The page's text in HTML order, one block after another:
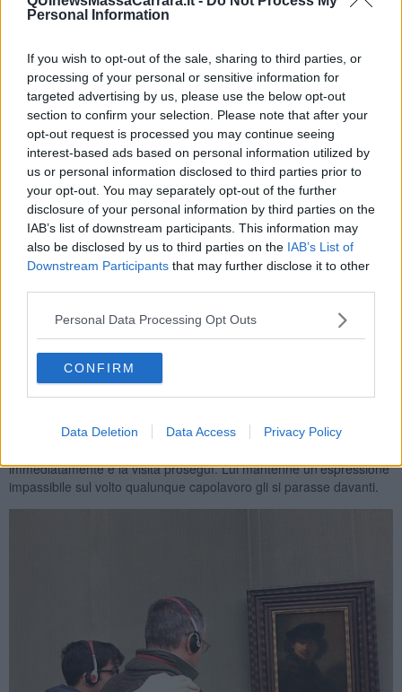
Personal Information
If you wish to opt-out of the sale, sharing to third parties, or
processing of your personal or sensitive information for
targeted advertising by us, please use the below opt-out
section to confirm your selection. Please note that after your
opt-out request is processed you may continue seeing
interest-based ads based on personal information utilized by
us or personal information disclosed to third parties prior to
your opt-out. You may separately opt-out of the further
disclosure of your personal information by third parties on the
IAB’s list of downstream participants. This information may
also be disclosed by us to third parties on the IAB’s List of
Downstream Participants that may further disclose it to other
Personal Data Processing Opt Outs
CONFIRM
Data Deletion Data Access Privacy Policy
I Tulipani di Jeff Koons nel Broad - foto Blue Lama
Se con l'arte contemporanea qualchepasso avantilo abbiamo
fatto, persiste nel piú giovane della famiglia una tenace
insofferenzaverso le produzioni artistiche diqualunque altra
demordere.
Ci trovavamo ancora a Berlino ma questa volta nella
Gemaldegalerie, una delle collezioni più importanti della pittura
europea dal Duecento al Settecento. Per il nostro adolescente,
l'equivalente di una condanna a morte
vedendolo piantato con aria incupitissima di fronte a un dipinto
considerazione solo le 15 opere "imperdibili" proposte
immediatamente e la visita proseguì. Lui mantenne un'espressione
impassibile sul volto qualunque capolavoro gli si parasse davanti.